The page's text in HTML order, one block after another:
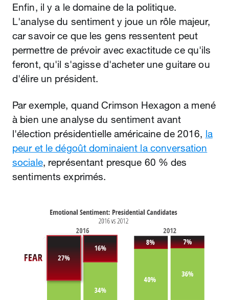
Enfin, il y a le domaine de la politique.
L'analyse du sentiment y joue un rôle majeur,
car savoir ce que les gens ressentent peut
permettre de prévoir avec exactitude ce qu'ils
feront, qu'il s'agisse d'acheter une guitare ou
d'élire un président.
Par exemple, quand Crimson Hexagon a mené
à bien une analyse du sentiment avant
l'élection présidentielle américaine de 2016, la
peur et le dégoût dominaient la conversation
sociale, représentant presque 60 % des
sentiments exprimés.